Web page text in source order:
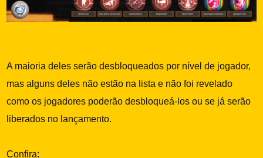
A maioria deles serão desbloqueados por nível de jogador,
mas alguns deles não estão na lista e não foi revelado
como os jogadores poderão desbloqueá-los ou se já serão
liberados no lançamento.
Confira: